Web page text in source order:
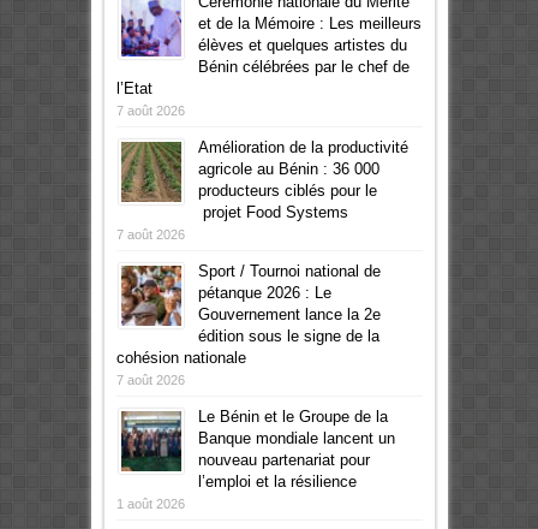
et de la Mémoire : Les meilleurs
élèves et quelques artistes du
Bénin célébrées par le chef de
l’Etat
7 août 2026
Amélioration de la productivité
agricole au Bénin : 36 000
producteurs ciblés pour le
projet Food Systems
7 août 2026
Sport / Tournoi national de
pétanque 2026 : Le
Gouvernement lance la 2e
édition sous le signe de la
cohésion nationale
7 août 2026
Le Bénin et le Groupe de la
Banque mondiale lancent un
nouveau partenariat pour
l’emploi et la résilience
1 août 2026